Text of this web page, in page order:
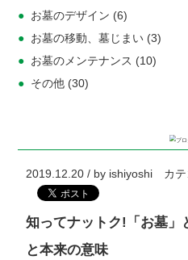
お墓のデザイン (6)
お墓の移動、墓じまい (3)
お墓のメンテナンス (10)
その他 (30)
2019.12.20 / by ishiyoshi カテ
知ってナットク!「お墓」
と本来の意味